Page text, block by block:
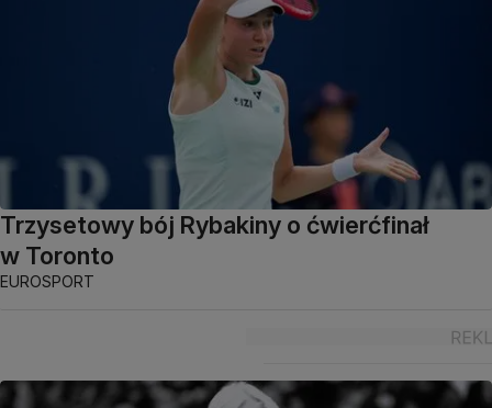
Trzysetowy bój Rybakiny o ćwierćfinał
w Toronto
EUROSPORT